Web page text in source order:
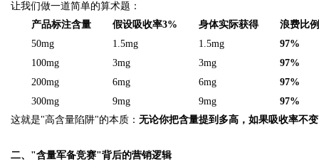
让我们做一道简单的算术题：
产品标注含量
假设吸收率3% 身体实际获得
浪费比例
50mg
1.5mg 1.5mg
97%
100mg
3mg 3mg
97%
200mg
6mg 6mg
97%
300mg
9mg 9mg
97%
这就是"高含量陷阱"的本质： 无论你把含量提到多高，如果吸收率不
二、"含量军备竞赛"背后的营销逻辑